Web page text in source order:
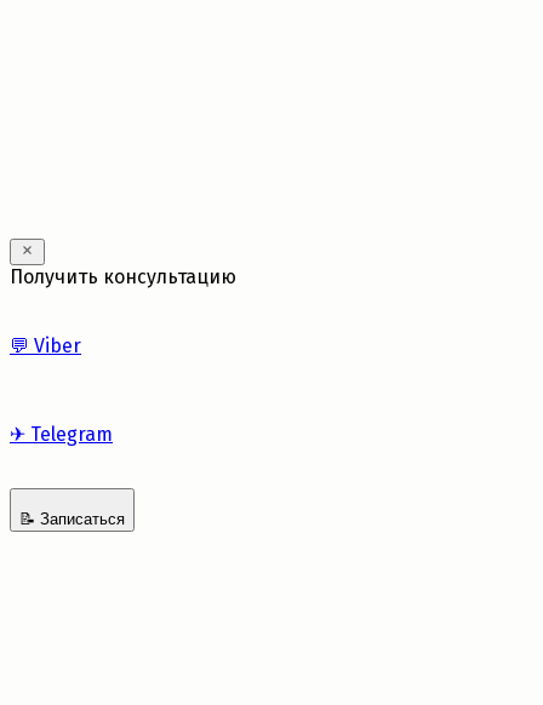
Получить консультацию
💬 Viber
✈ Telegram
📝 Записаться